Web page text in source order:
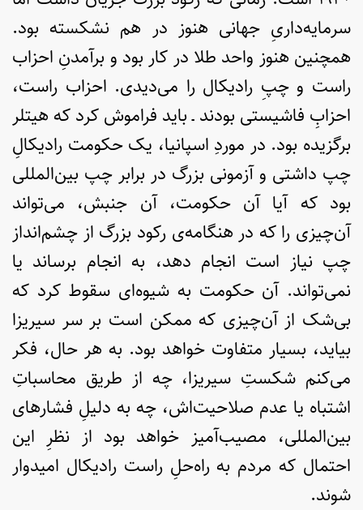
سرمایه‌داریِ جهانی هنوز در هم نشکسته بود.
همچنین هنوز واحد طلا در کار بود و برآمدنِ احزاب
راست و چپِ رادیکال را می‌دیدی. احزاب راست،
احزابِ فاشیستی بودند ـ باید فراموش کرد که هیتلر
برگزیده بود. در موردِ اسپانیا، یک حکومت رادیکالِ
چپ داشتی و آزمونی بزرگ در برابر چپ بین‌المللی
بود که آیا آن حکومت، آن جنبش، می‌تواند
آن‌چیزی را که در هنگامه‌ی رکود بزرگ از چشم‌انداز
چپ نیاز است انجام دهد، به انجام برساند یا
نمی‌تواند. آن حکومت به شیوه‌ای سقوط کرد که
بی‌شک از آن‌چیزی که ممکن است بر سر سیریزا
بیاید، بسیار متفاوت خواهد بود. به هر حال، فکر
می‌کنم شکستِ سیریزا، چه از طریق محاسباتِ
اشتباه یا عدم صلاحیت‌اش، چه به دلیلِ فشارهای
بین‌المللی، مصیب‌آمیز خواهد بود از نظرِ این
احتمال که مردم به راه‌حلِ راست رادیکال امیدوار
شوند.